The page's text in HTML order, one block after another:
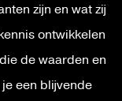
zijn en wat zij
ontwikkelen
de waarden en
een blijvende